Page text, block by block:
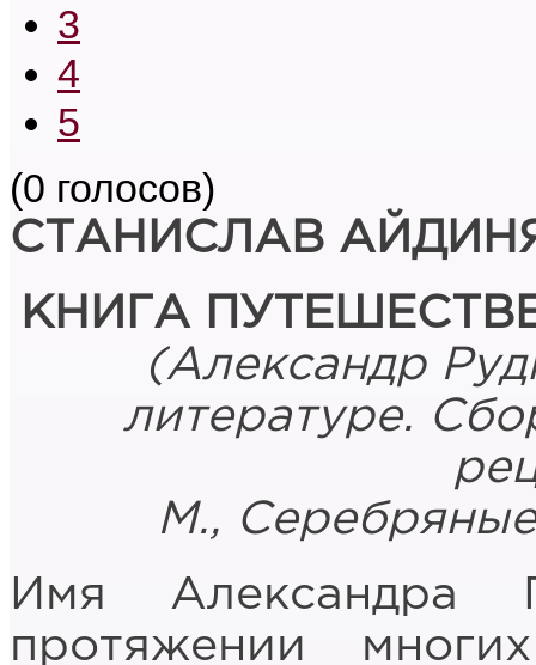
3
4
5
(0 голосов)
С ТАНИСЛАВ
КНИГ А
(Александр
литературе.
М.,
Имя Александра
протяжении